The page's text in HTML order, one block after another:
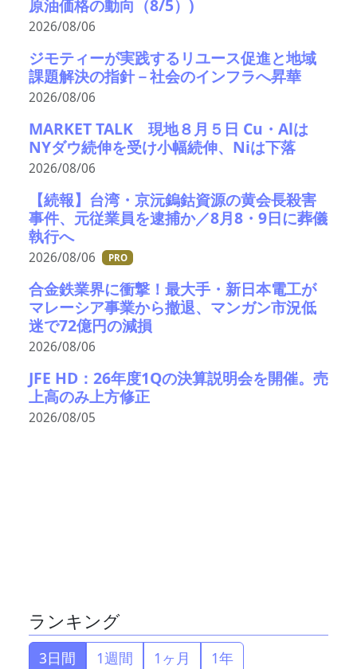
原油価格の動向（8/5）)
2026/08/06
ジモティーが実践するリユース促進と地域
課題解決の指針－社会のインフラへ昇華
2026/08/06
MARKET TALK 現地８月５日 Cu・Alは
NYダウ続伸を受け小幅続伸、Niは下落
2026/08/06
【続報】台湾・京沅鎢鈷資源の黄会長殺害
事件、元従業員を逮捕か／8月8・9日に葬儀
執行へ
2026/08/06 PRO
合金鉄業界に衝撃！最大手・新日本電工が
マレーシア事業から撤退、マンガン市況低
迷で72億円の減損
2026/08/06
JFE HD：26年度1Qの決算説明会を開催。売
上高のみ上方修正
2026/08/05
ランキング
3日間 1週間 1ヶ月 1年